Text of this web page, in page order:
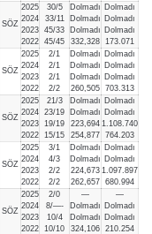
SÖZ
2025
2024
2023
2022
30/5
33/11
45/33
45/45
Dolmadı
Dolmadı
Dolmadı
332,328
Dolmadı
Dolmadı
Dolmadı
173.071
SÖZ
2025
2024
2023
2022
2/1
2/1
2/1
2/2
Dolmadı
Dolmadı
Dolmadı
260,505
Dolmadı
Dolmadı
Dolmadı
703.313
SÖZ
2025
2024
2023
2022
21/3
23/19
19/19
15/15
Dolmadı
Dolmadı
223,694
254,877
Dolmadı
Dolmadı
1.108.740
764.203
SÖZ
2025
2024
2023
2022
3/1
4/3
2/2
2/2
Dolmadı
Dolmadı
224,673
262,657
Dolmadı
Dolmadı
1.097.897
680.994
SÖZ
2025
2024
2023
2022
2/0
8/—-
10/4
10/10
—
Dolmadı
Dolmadı
324,106
—
Dolmadı
Dolmadı
210.254